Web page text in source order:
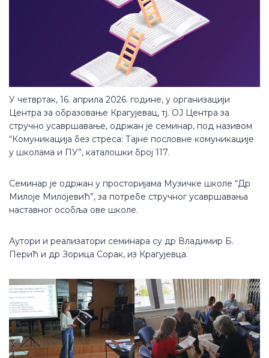
У четвртак, 16. априла 2026. године, у организацији
Центра за образовање Крагујевац, тј. ОЈ Центра за
стручно усавршавање, одржан је семинар, под називом
“Комуникација без стреса: Тајне пословне комуникације
у школама и ПУ”, каталошки број 117.
Семинар је одржан у просторијама Музичке школе “Др
Милоје Милојевић”, за потребе стручног усавршавања
наставног особља ове школе.
Аутори и реализатори семинара су др Владимир Б.
Перић и др Зорица Сорак, из Крагујевца.